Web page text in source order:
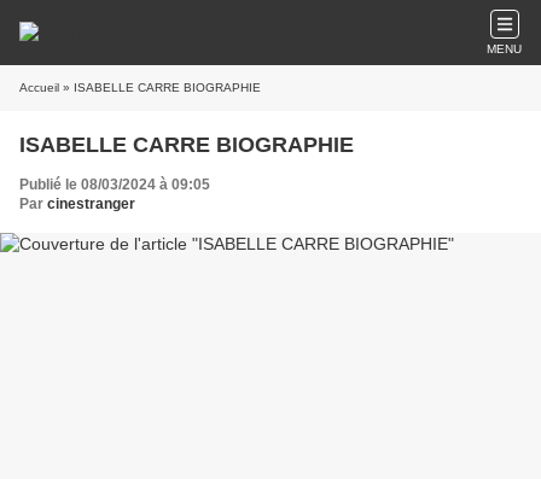
MENU
Accueil » ISABELLE CARRE BIOGRAPHIE
ISABELLE CARRE BIOGRAPHIE
Publié le 08/03/2024 à 09:05
Par cinestranger